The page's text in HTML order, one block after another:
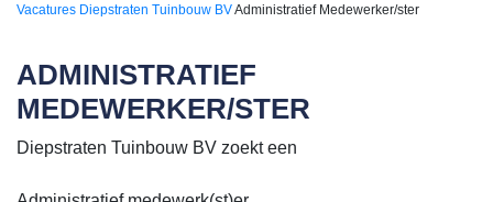
Vacatures Diepstraten Tuinbouw BVAdministratief Medewerker/ster
ADMINISTRATIEF
MEDEWERKER/STER
Diepstraten Tuinbouw BV zoekt een